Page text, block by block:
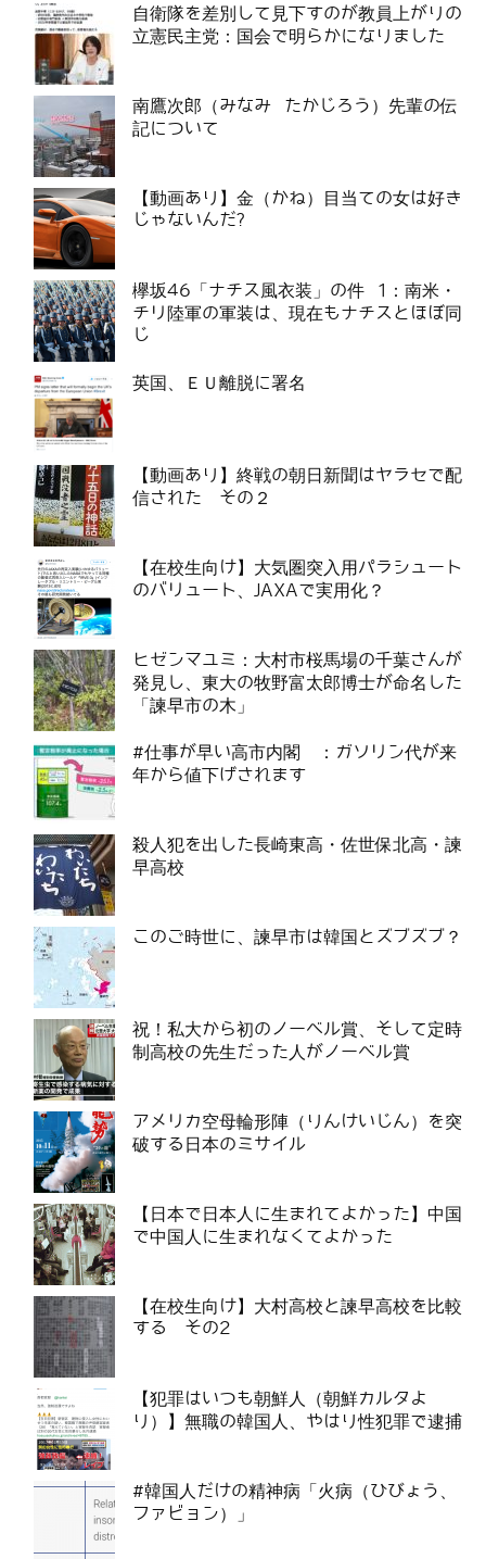
自衛隊を差別して見下すのが教員上がりの
立憲民主党：国会で明らかになりました
南鷹次郎（みなみ たかじろう）先輩の伝
記について
【動画あり】金（かね）目当ての女は好き
じゃないんだ?
欅坂46「ナチス風衣装」の件 1：南米・
チリ陸軍の軍装は、現在もナチスとほぼ同
じ
英国、ＥＵ離脱に署名
【動画あり】終戦の朝日新聞はヤラセで配
信された その２
【在校生向け】大気圏突入用パラシュート
のバリュート、JAXAで実用化？
ヒゼンマユミ：大村市桜馬場の千葉さんが
発見し、東大の牧野富太郎博士が命名した
「諫早市の木」
#仕事が早い高市内閣 ：ガソリン代が来
年から値下げされます
殺人犯を出した長崎東高・佐世保北高・諫
早高校
このご時世に、諫早市は韓国とズブズブ？
祝！私大から初のノーベル賞、そして定時
制高校の先生だった人がノーベル賞
アメリカ空母輪形陣（りんけいじん）を突
破する日本のミサイル
【日本で日本人に生まれてよかった】中国
で中国人に生まれなくてよかった
【在校生向け】大村高校と諫早高校を比較
する その2
【犯罪はいつも朝鮮人（朝鮮カルタよ
り）】無職の韓国人、やはり性犯罪で逮捕
#韓国人だけの精神病「火病（ひびょう、
ファビョン）」